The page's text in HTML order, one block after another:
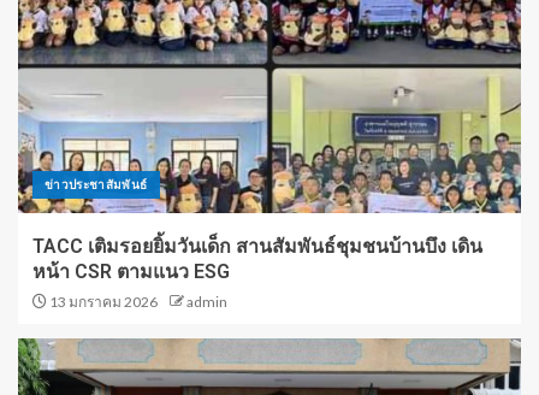
ข่าวประชาสัมพันธ์
TACC เติมรอยยิ้มวันเด็ก สานสัมพันธ์ชุมชนบ้านบึง เดิน
หน้า CSR ตามแนว ESG
13 มกราคม 2026 admin